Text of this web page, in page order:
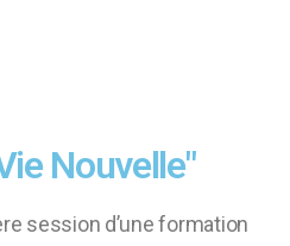
Nouvelle"
session d’une formation